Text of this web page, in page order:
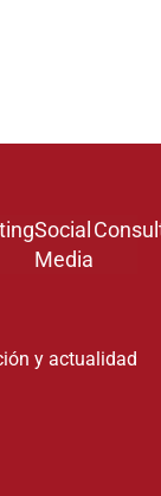
Social
Media
y actualidad